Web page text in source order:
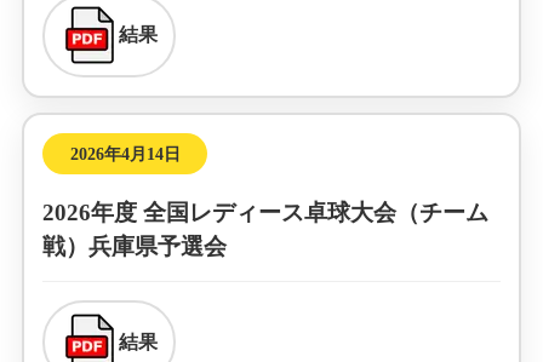
結果
2026年4月14日
2026年度 全国レディース卓球大会（チーム
戦）兵庫県予選会
結果